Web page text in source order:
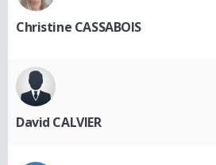
Christine CASSABOIS
David CALVIER